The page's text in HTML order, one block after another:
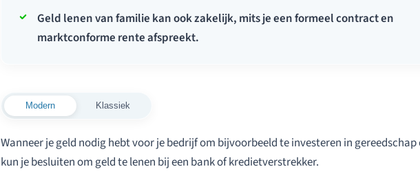
Geld lenen van familie kan ook zakelijk, mits je een formeel contract en
marktconforme rente afspreekt.
Modern Klassiek
Wanneer je geld nodig hebt voor je bedrijf om bijvoorbeeld te investeren in
kun je besluiten om geld te lenen bij een bank of kredietverstrekker.